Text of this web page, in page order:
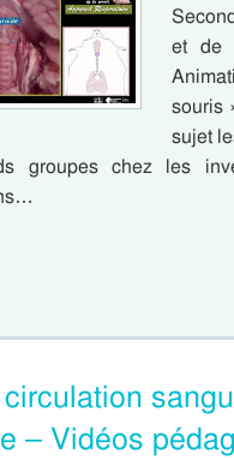
et de
souris
sujet
groupes chez les
– Vidéos